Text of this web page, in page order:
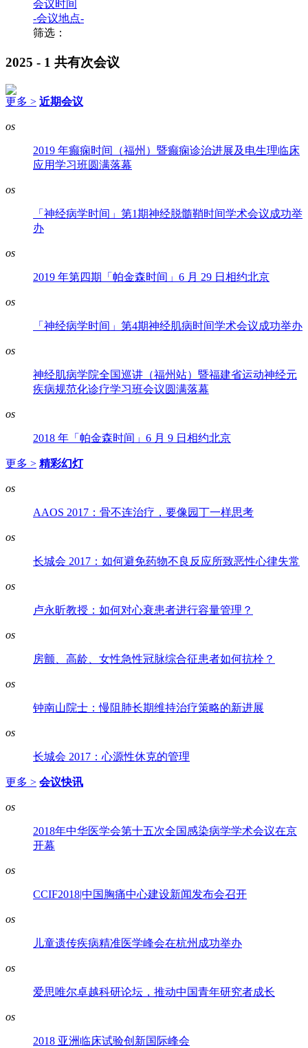
会议时间
-会议地点-
筛选：
2025 - 1 共有次会议
更多 > 近期会议
os
2019 年癫痫时间（福州）暨癫痫诊治进展及电生理临床
应用学习班圆满落幕
os
「神经病学时间」第1期神经脱髓鞘时间学术会议成功举
办
os
2019 年第四期「帕金森时间」6 月 29 日相约北京
os
「神经病学时间」第4期神经肌病时间学术会议成功举办
os
神经肌病学院全国巡讲（福州站）暨福建省运动神经元
疾病规范化诊疗学习班会议圆满落幕
os
2018 年「帕金森时间」6 月 9 日相约北京
更多 > 精彩幻灯
os
AAOS 2017：骨不连治疗，要像园丁一样思考
os
长城会 2017：如何避免药物不良反应所致恶性心律失常
os
卢永昕教授：如何对心衰患者进行容量管理？
os
房颤、高龄、女性急性冠脉综合征患者如何抗栓？
os
钟南山院士：慢阻肺长期维持治疗策略的新进展
os
长城会 2017：心源性休克的管理
更多 > 会议快讯
os
2018年中华医学会第十五次全国感染病学学术会议在京
开幕
os
CCIF2018|中国胸痛中心建设新闻发布会召开
os
儿童遗传疾病精准医学峰会在杭州成功举办
os
爱思唯尔卓越科研论坛，推动中国青年研究者成长
os
2018 亚洲临床试验创新国际峰会